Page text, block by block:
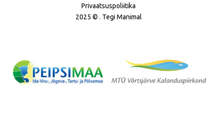
Privaatsuspoliitika
2025 © . Tegi Manimal